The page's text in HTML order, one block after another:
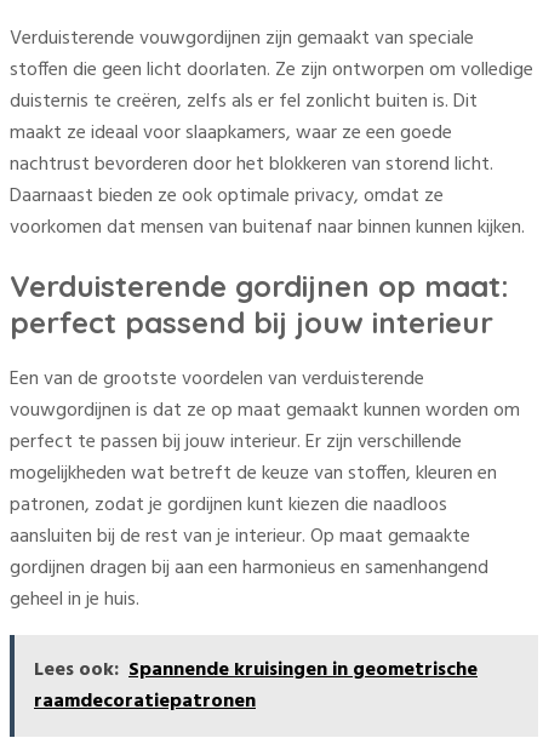
Verduisterende vouwgordijnen zijn gemaakt van speciale
stoffen die geen licht doorlaten. Ze zijn ontworpen om volledige
duisternis te creëren, zelfs als er fel zonlicht buiten is. Dit
maakt ze ideaal voor slaapkamers, waar ze een goede
nachtrust bevorderen door het blokkeren van storend licht.
Daarnaast bieden ze ook optimale privacy, omdat ze
voorkomen dat mensen van buitenaf naar binnen kunnen kijken.
Verduisterende gordijnen op maat:
perfect passend bij jouw interieur
Een van de grootste voordelen van verduisterende
vouwgordijnen is dat ze op maat gemaakt kunnen worden om
perfect te passen bij jouw interieur. Er zijn verschillende
mogelijkheden wat betreft de keuze van stoffen, kleuren en
patronen, zodat je gordijnen kunt kiezen die naadloos
aansluiten bij de rest van je interieur. Op maat gemaakte
gordijnen dragen bij aan een harmonieus en samenhangend
geheel in je huis.
Lees ook: Spannende kruisingen in geometrische
raamdecoratiepatronen